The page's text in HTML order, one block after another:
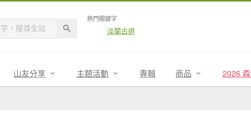
熱門關鍵字
淡蘭古道
山友分享 主題活動 專輯 商品 2026